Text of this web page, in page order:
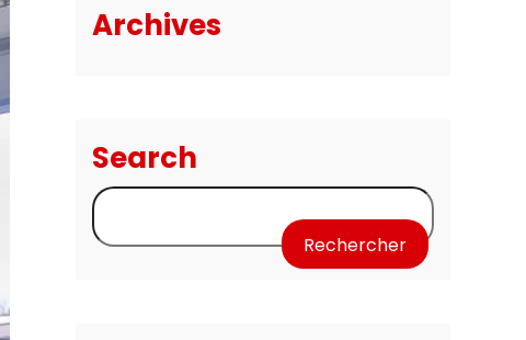
Archives
Search
Rechercher :